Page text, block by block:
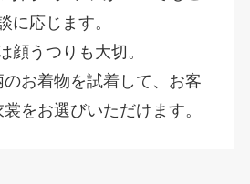
に応じます。
顔うつりも大切。
お着物を試着して、お客
をお選びいただけます。